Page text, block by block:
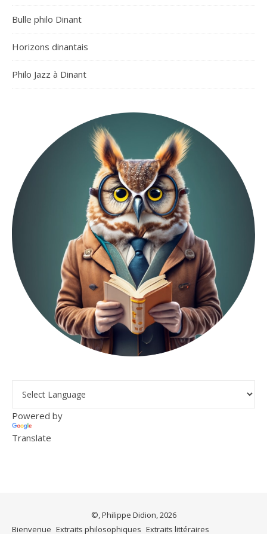
Bulle philo Dinant
Horizons dinantais
Philo Jazz à Dinant
Powered by
Translate
©, Philippe Didion, 2026
Bienvenue Extraits philosophiques Extraits littéraires